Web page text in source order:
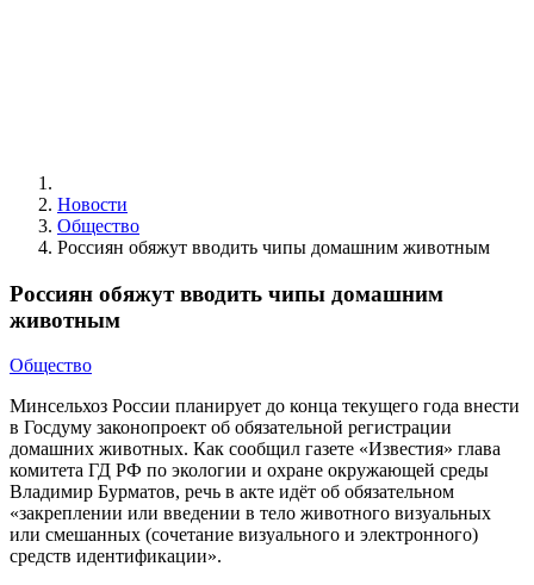
Новости
Общество
Россиян обяжут вводить чипы домашним животным
Россиян обяжут вводить чипы домашним
животным
Общество
Минсельхоз России планирует до конца текущего года внести
в Госдуму законопроект об обязательной регистрации
домашних животных. Как сообщил газете «Известия» глава
комитета ГД РФ по экологии и охране окружающей среды
Владимир Бурматов, речь в акте идёт об обязательном
«закреплении или введении в тело животного визуальных
или смешанных (сочетание визуального и электронного)
средств идентификации».